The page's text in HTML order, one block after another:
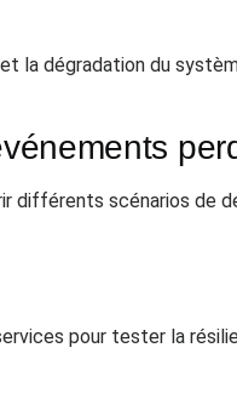
la dégradation du
différents scénarios de
pour tester la